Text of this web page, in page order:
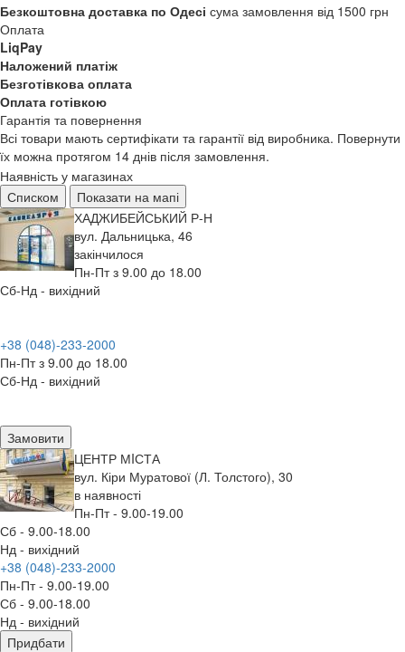
Безкоштовна доставка по Одесі сума замовлення від 1500 грн
Оплата
LiqPay
Наложений платіж
Безготівкова оплата
Оплата готівкою
Гарантія та повернення
Всі товари мають сертифікати та гарантії від виробника. Повернути
їх можна протягом 14 днів після замовлення.
Наявність у магазинах
Списком
Показати на мапі
ХАДЖИБЕЙСЬКИЙ Р-Н
вул. Дальницька, 46
закінчилося
Пн-Пт з 9.00 до 18.00
Сб-Нд - вихідний
+38 (048)-233-2000
Пн-Пт з 9.00 до 18.00
Сб-Нд - вихідний
Замовити
ЦЕНТР МIСТА
вул. Кіри Муратової (Л. Толстого), 30
в наявності
Пн-Пт - 9.00-19.00
Сб - 9.00-18.00
Нд - вихідний
+38 (048)-233-2000
Пн-Пт - 9.00-19.00
Сб - 9.00-18.00
Нд - вихідний
Придбати